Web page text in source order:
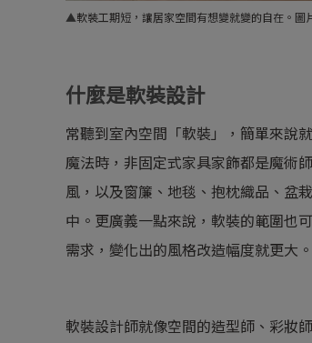
▲軟裝工期短，讓居家空間有想變就變的自在。圖
什麼是軟裝設計
常聽到室內空間「軟裝」，簡單來說
魔法時，非固定式家具家飾都是魔術
風，以及窗簾、地毯、抱枕織品、盆
中。更廣義一點來說，軟裝的範圍也
需求，變化出的風格改造幅度就更大。
軟裝設計師就像空間的造型師、彩妝